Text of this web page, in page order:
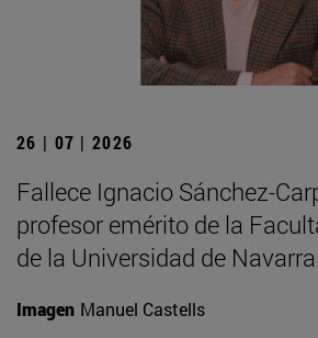
26 | 07 | 2026
Fallece Ignacio Sánchez-
profesor emérito de la
de la Universidad de Navarra
Imagen Manuel Castells